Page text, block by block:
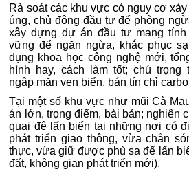
Rà soát các khu vực có nguy cơ
úng, chủ động đầu tư để phòng
xây dựng dự án đầu tư mang
vững để ngăn ngừa, khắc phục
dụng khoa học công nghệ mới,
hình hay, cách làm tốt; chú trọng
ngập mặn ven biển, bán tín chỉ
Tại một số khu vực như mũi Cà
án lớn, trọng điểm, bài bản; nghiên
quai đê lấn biển tại những nơi có
phát triển giao thông, vừa chắn
thực, vừa giữ được phù sa để lấn
đất, không gian phát triển mới).